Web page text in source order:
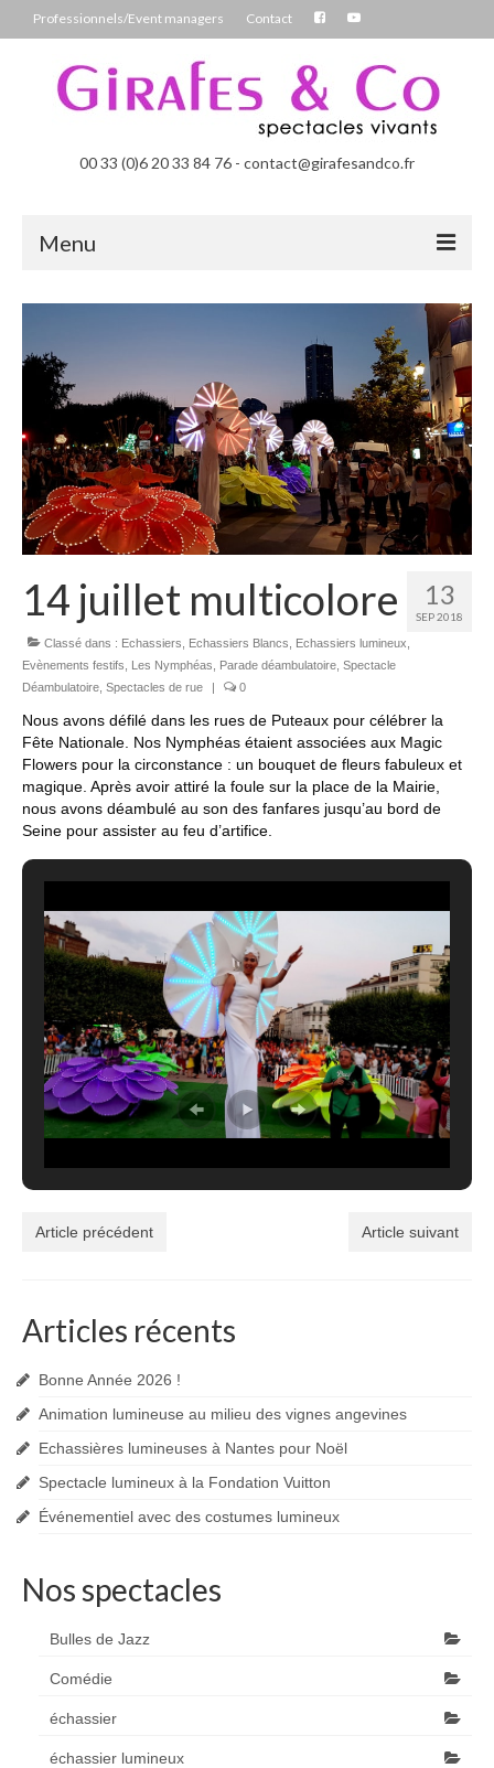
Professionnels/Event managers Contact
00 33 (0)6 20 33 84 76 - contact@girafesandco.fr
Menu
Contact
Professionnels/Event managers
Les Danseuses Bulles
13
SEP 2018
14 juillet multicolore
Classé dans : Echassiers, Echassiers Blancs, Echassiers lumineux,
Evènements festifs, Les Nymphéas, Parade déambulatoire, Spectacle
Déambulatoire, Spectacles de rue 0
Nous avons défilé dans les rues de Puteaux pour célébrer la
Fête Nationale. Nos Nymphéas étaient associées aux Magic
Flowers pour la circonstance : un bouquet de fleurs fabuleux et
magique. Après avoir attiré la foule sur la place de la Mairie,
nous avons déambulé au son des fanfares jusqu’au bord de
Seine pour assister au feu d’artifice.
Article précédent Article suivant
Articles récents
Bonne Année 2026 !
Animation lumineuse au milieu des vignes angevines
Echassières lumineuses à Nantes pour Noël
Spectacle lumineux à la Fondation Vuitton
Événementiel avec des costumes lumineux
Nos spectacles
Bulles de Jazz
Comédie
échassier
échassier lumineux